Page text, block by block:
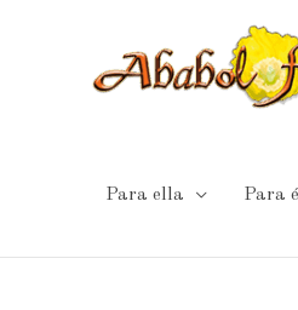
Para ella Para